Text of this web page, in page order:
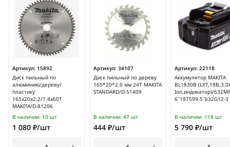
Артикул: 15892
Диск пильный по
алюминию/дереву/
пластику
165x20x2.2/1.4x60T
MAKITA/D-81206
В наличии: 10 шт
1 080 ₽/шт
Артикул: 34107
Диск пильный по дереву
165*20*2.0 мм 24Т MAKITA
STANDARD/D-51409
В наличии: 47 шт
444 ₽/шт
Артикул: 22118
Аккумулятор MAKITA
BL1830B
Ion,индикатор)/
6˜197599-5˜632G12-3
В наличии: 118 шт
5 790 ₽/шт